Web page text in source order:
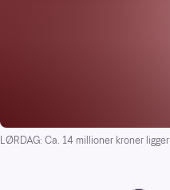
LØRDAG: Ca. 14 millioner kroner